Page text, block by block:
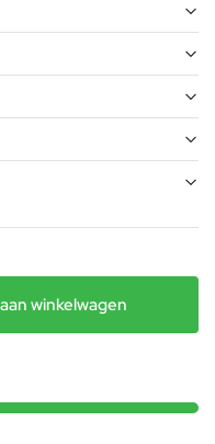
winkelwagen